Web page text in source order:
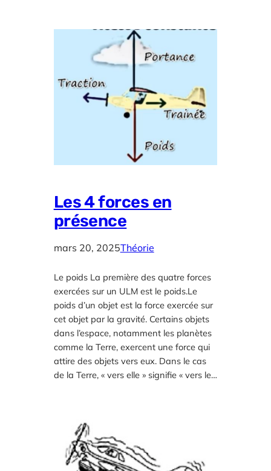
Les 4 forces en
présence
mars 20, 2025Théorie
Le poids La première des quatre forces
exercées sur un ULM est le poids.Le
poids d’un objet est la force exercée sur
cet objet par la gravité. Certains objets
dans l’espace, notamment les planètes
comme la Terre, exercent une force qui
attire des objets vers eux. Dans le cas
de la Terre, « vers elle » signifie « vers le…